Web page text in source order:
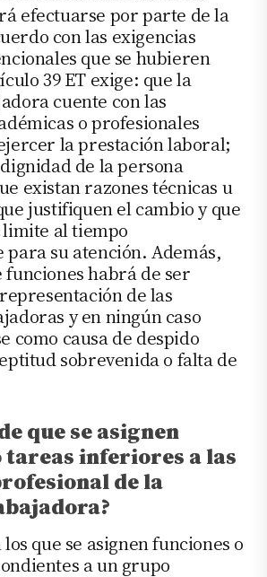
efectuarse por parte de la
con las exigencias
que se hubieren
39 ET exige: que la
cuente con las
o profesionales
la prestación laboral;
de la persona
existan razones técnicas u
justifiquen el cambio y que
al tiempo
su atención. Además,
funciones habrá de ser
de las
y en ningún caso
como causa de despido
sobrevenida o falta de
que se asignen
tareas inferiores a las
de la
los que se asignen funciones o
a un grupo